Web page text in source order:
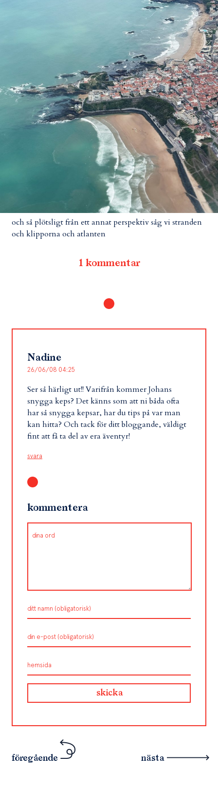
och så plötsligt från ett annat perspektiv såg vi stranden
och klipporna och atlanten
1 kommentar
Nadine
26/06/08 04:25
Ser så härligt ut!! Varifrån kommer Johans
snygga keps? Det känns som att ni båda ofta
har så snygga kepsar, har du tips på var man
kan hitta? Och tack för ditt bloggande, väldigt
fint att få ta del av era äventyr!
svara
kommentera
föregående nästa